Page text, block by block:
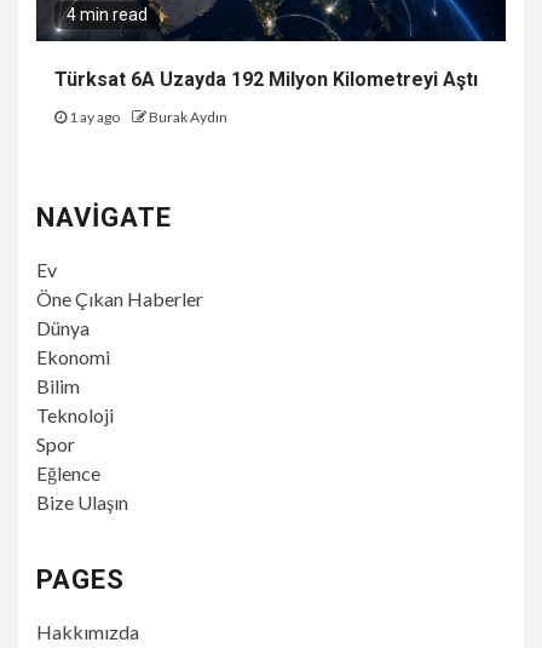
4 min read
Türksat 6A Uzayda 192 Milyon Kilometreyi Aştı
1 ay ago Burak Aydın
NAVIGATE
Ev
Öne Çıkan Haberler
Dünya
Ekonomi
Bilim
Teknoloji
Spor
Eğlence
Bize Ulaşın
PAGES
Hakkımızda